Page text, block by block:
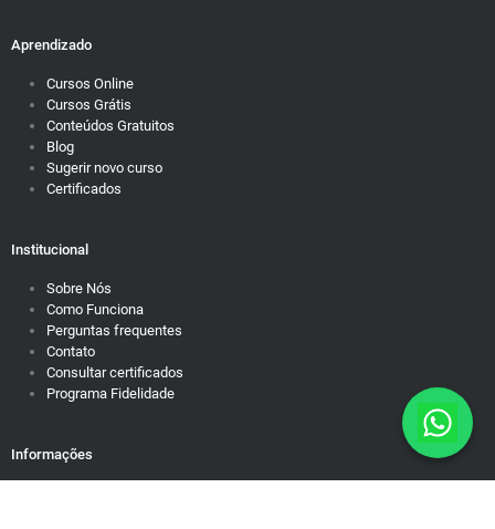
Aprendizado
Cursos Online
Cursos Grátis
Conteúdos Gratuitos
Blog
Sugerir novo curso
Certificados
Institucional
Sobre Nós
Como Funciona
Perguntas frequentes
Contato
Consultar certificados
Programa Fidelidade
Informações